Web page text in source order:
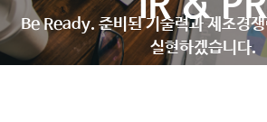
Be Ready. 준비된 기술력과 제조경
실현하겠습니다.